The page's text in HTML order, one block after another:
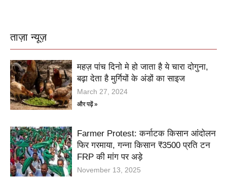
ताज़ा न्यूज़
महज़ पांच दिनो मे हो जाता है ये चारा दोगुना,
बढ़ा देता है मुर्गियों के अंडों का साइज
March 27, 2024
और पढ़ें »
Farmer Protest: कर्नाटक किसान आंदोलन
फिर गरमाया, गन्ना किसान ₹3500 प्रति टन
FRP की मांग पर अड़े
November 13, 2025